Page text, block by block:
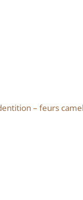
– feurs camel